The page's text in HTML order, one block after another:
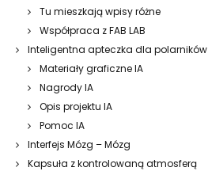
Tu mieszkają wpisy różne
Współpraca z FAB LAB
Inteligentna apteczka dla polarników
Materiały graficzne IA
Nagrody IA
Opis projektu IA
Pomoc IA
Interfejs Mózg – Mózg
Kapsuła z kontrolowaną atmosferą